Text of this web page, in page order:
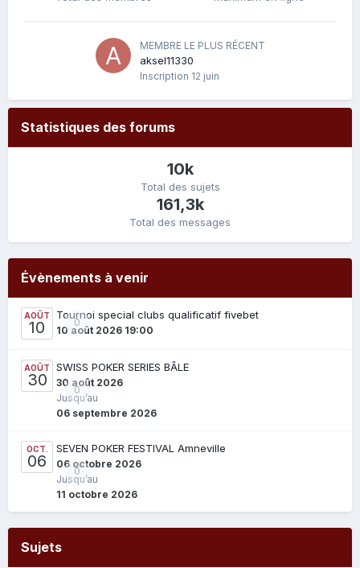
MEMBRE LE PLUS RÉCENT
aksel11330
Inscription 12 juin
Statistiques des forums
10k
Total des sujets
161,3k
Total des messages
Évènements à venir
AOÛT
10 0
Tournoi special clubs qualificatif fivebet
10 août 2026 19:00
AOÛT
30
0
SWISS POKER SERIES BÂLE
30 août 2026
Jusqu’au
06 septembre 2026
OCT.
06
0
SEVEN POKER FESTIVAL Amneville
06 octobre 2026
Jusqu’au
11 octobre 2026
Sujets